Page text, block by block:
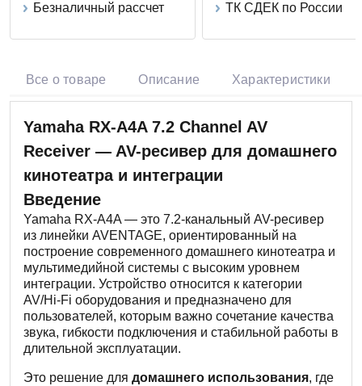
Безналичный рассчет
ТК СДЕК по России
Все о товаре Описание Характеристики
Yamaha RX-A4A 7.2 Channel AV
Receiver — AV-ресивер для домашнего
кинотеатра и интеграции
Введение
Yamaha RX-A4A — это 7.2-канальный AV-ресивер
из линейки AVENTAGE, ориентированный на
построение современного домашнего кинотеатра и
мультимедийной системы с высоким уровнем
интеграции. Устройство относится к категории
AV/Hi-Fi оборудования и предназначено для
пользователей, которым важно сочетание качества
звука, гибкости подключения и стабильной работы в
длительной эксплуатации.
Это решение для домашнего использования, где